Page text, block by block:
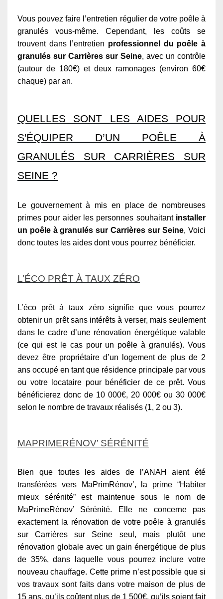
Vous pouvez faire l’entretien régulier de votre poêle à
granulés vous-même. Cependant, les coûts se
trouvent dans l’entretien professionnel du poêle à
granulés sur Carrières sur Seine, avec un contrôle
(autour de 180€) et deux ramonages (environ 60€
chaque) par an.
QUELLES SONT LES AIDES POUR
S'ÉQUIPER D’UN POÊLE À
GRANULÉS SUR CARRIÈRES SUR
SEINE ?
Le gouvernement à mis en place de nombreuses
primes pour aider les personnes souhaitant installer
un poêle à granulés sur Carrières sur Seine, Voici
donc toutes les aides dont vous pourrez bénéficier.
L’ÉCO PRÊT À TAUX ZÉRO
L’éco prêt à taux zéro signifie que vous pourrez
obtenir un prêt sans intérêts à verser, mais seulement
dans le cadre d’une rénovation énergétique valable
(ce qui est le cas pour un poêle à granulés). Vous
devez être propriétaire d’un logement de plus de 2
ans occupé en tant que résidence principale par vous
ou votre locataire pour bénéficier de ce prêt. Vous
bénéficierez donc de 10 000€, 20 000€ ou 30 000€
selon le nombre de travaux réalisés (1, 2 ou 3).
MAPRIMERÉNOV’ SÉRÉNITÉ
Bien que toutes les aides de l’ANAH aient été
transférées vers MaPrimRénov’, la prime “Habiter
mieux sérénité” est maintenue sous le nom de
MaPrimeRénov’ Sérénité. Elle ne concerne pas
exactement la rénovation de votre poêle à granulés
sur Carrières sur Seine seul, mais plutôt une
rénovation globale avec un gain énergétique de plus
de 35%, dans laquelle vous pourrez inclure votre
nouveau chauffage. Cette prime n’est possible que si
vos travaux sont faits dans votre maison de plus de
15 ans, qu’ils coûtent plus de 1 500€, qu’ils soient fait